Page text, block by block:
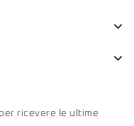
ricevere le ultime